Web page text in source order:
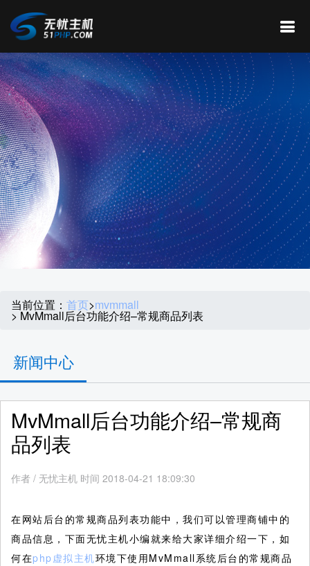
当前位置： 首页>mvmmall
> MvMmall后台功能介绍–常规商品列表
新闻中心
MvMmall后台功能介绍–常规商
品列表
作者 / 无忧主机 时间 2018-04-21 18:09:30
在网站后台的常规商品列表功能中，我们可以管理商铺中的
商品信息，下面无忧主机小编就来给大家详细介绍一下，如
何在php虚拟主机环境下使用MvMmall系统后台的常规商品